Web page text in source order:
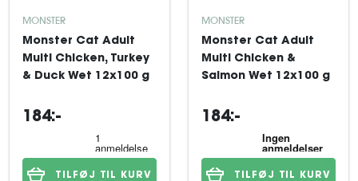
MONSTER
Monster Cat Adult
Multi Chicken, Turkey
& Duck Wet 12x100 g
184:-
TILFØJ TIL KURV
MONSTER
Monster Cat Adult
Multi Chicken &
Salmon Wet 12x100 g
184:-
TILFØJ TIL KURV